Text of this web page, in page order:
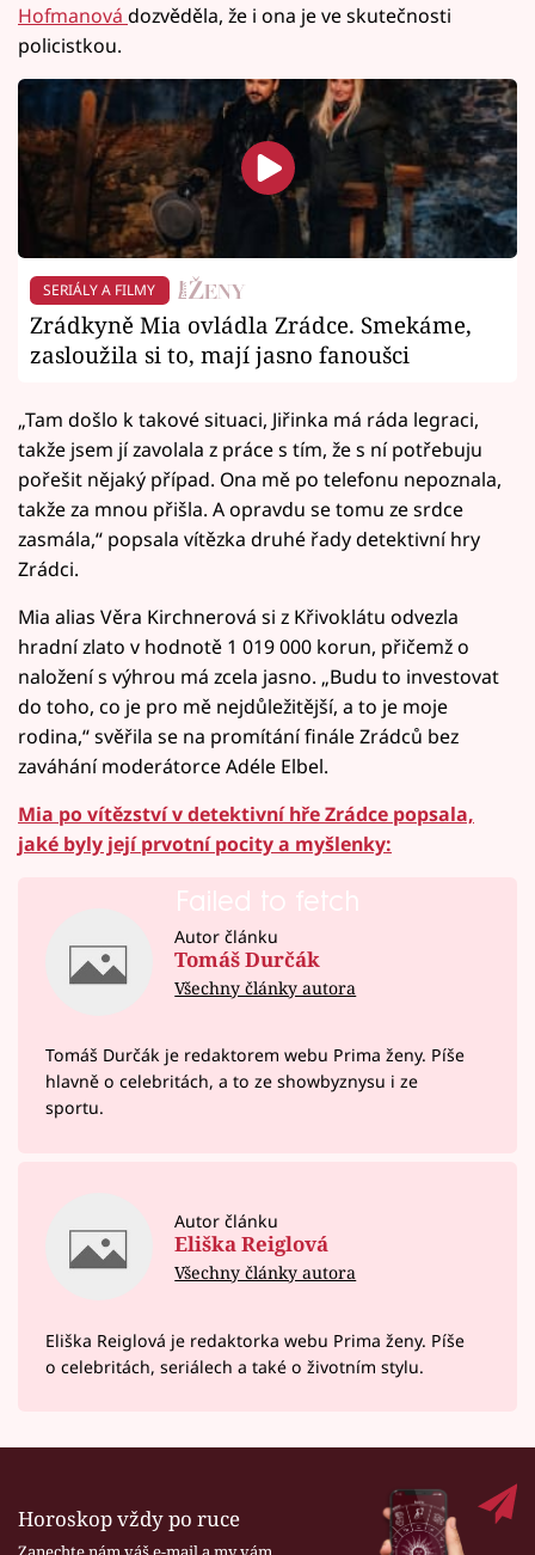
Hofmanová dozvěděla, že i ona je ve skutečnosti
policistkou.
SERIÁLY A FILMY
Zrádkyně Mia ovládla Zrádce. Smekáme,
zasloužila si to, mají jasno fanoušci
„Tam došlo k takové situaci, Jiřinka má ráda legraci,
takže jsem jí zavolala z práce s tím, že s ní potřebuju
pořešit nějaký případ. Ona mě po telefonu nepoznala,
takže za mnou přišla. A opravdu se tomu ze srdce
zasmála,“ popsala vítězka druhé řady detektivní hry
Zrádci.
Mia alias Věra Kirchnerová si z Křivoklátu odvezla
hradní zlato v hodnotě 1 019 000 korun, přičemž o
naložení s výhrou má zcela jasno. „Budu to investovat
do toho, co je pro mě nejdůležitější, a to je moje
rodina,“ svěřila se na promítání finále Zrádců bez
zaváhání moderátorce Adéle Elbel.
Mia po vítězství v detektivní hře Zrádce popsala,
jaké byly její prvotní pocity a myšlenky:
Failed to fetch
Autor článku
Tomáš Durčák
Všechny články autora
Tomáš Durčák je redaktorem webu Prima ženy. Píše
hlavně o celebritách, a to ze showbyznysu i ze
sportu.
Autor článku
Eliška Reiglová
Všechny články autora
Eliška Reiglová je redaktorka webu Prima ženy. Píše
o celebritách, seriálech a také o životním stylu.
Horoskop vždy po ruce